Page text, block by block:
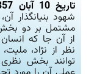
تاریخ 10 آبان 1357
شهود بنیانگذار
مشتمل بر دو
از آن جا که
نظر از نژاد،
توانند بخش